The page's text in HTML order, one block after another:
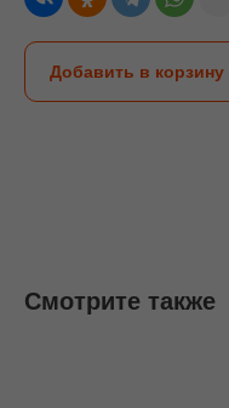
Добавить в корзину
Смотрите также